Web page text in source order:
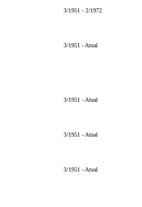
3/1951 - 2/1972
3/1951 - Atual
3/1951 - Atual
3/1951 - Atual
3/1951 - Atual